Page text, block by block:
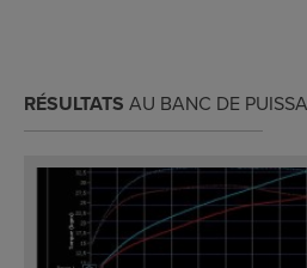
RÉSULTATS AU BANC DE